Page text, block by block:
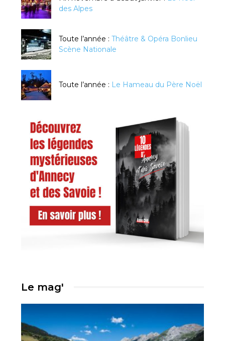
des Alpes
Toute l’année : Théâtre & Opéra Bonlieu
Scène Nationale
Toute l’année : Le Hameau du Père Noël
Le mag'